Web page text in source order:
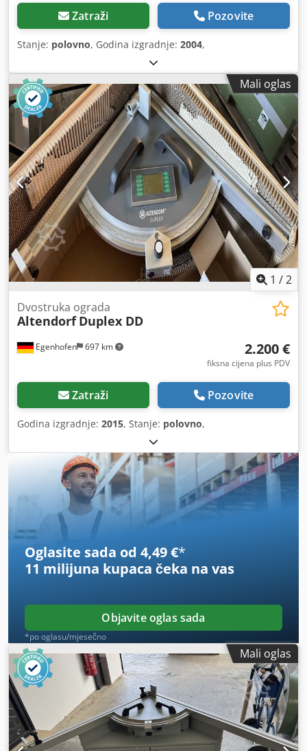
Zatraži Pozovite
Stanje: polovno, Godina izgradnje: 2004,
Mali oglas
1 /2
Egenhofen 697 km
Dvostruka ograda
Altendorf Duplex DD
2.200 €
fiksna cijena plus PDV
Zatraži Pozovite
Godina izgradnje: 2015, Stanje: polovno,
Oglasite sada od 4,49 €*
11 milijuna kupaca čeka na vas
Objavite oglas sada
*po oglasu/mjesečno
Mali oglas